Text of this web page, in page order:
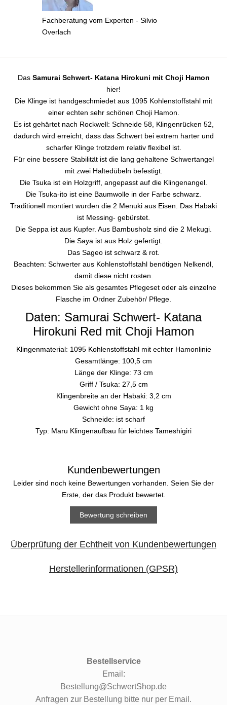
Fachberatung vom Experten - Silvio
Overlach
Das Samurai Schwert- Katana Hirokuni mit Choji Hamon
hier!
Die Klinge ist handgeschmiedet aus 1095 Kohlenstoffstahl mit
einer echten sehr schönen Choji Hamon.
Es ist gehärtet nach Rockwell: Schneide 58, Klingenrücken 52,
dadurch wird erreicht, dass das Schwert bei extrem harter und
scharfer Klinge trotzdem relativ flexibel ist.
Für eine bessere Stabilität ist die lang gehaltene Schwertangel
mit zwei Haltedübeln befestigt.
Die Tsuka ist ein Holzgriff, angepasst auf die Klingenangel.
Die Tsuka-ito ist eine Baumwolle in der Farbe schwarz.
Traditionell montiert wurden die 2 Menuki aus Eisen. Das Habaki
ist Messing- gebürstet.
Die Seppa ist aus Kupfer. Aus Bambusholz sind die 2 Mekugi.
Die Saya ist aus Holz gefertigt.
Das Sageo ist schwarz & rot.
Beachten: Schwerter aus Kohlenstoffstahl benötigen Nelkenöl,
damit diese nicht rosten.
Dieses bekommen Sie als gesamtes Pflegeset oder als einzelne
Flasche im Ordner Zubehör/ Pflege.
Daten: Samurai Schwert- Katana
Hirokuni Red mit Choji Hamon
Klingenmaterial: 1095 Kohlenstoffstahl mit echter Hamonlinie
Gesamtlänge: 100,5 cm
Länge der Klinge: 73 cm
Griff / Tsuka: 27,5 cm
Klingenbreite an der Habaki: 3,2 cm
Gewicht ohne Saya: 1 kg
Schneide: ist scharf
Typ: Maru Klingenaufbau für leichtes Tameshigiri
Kundenbewertungen
Leider sind noch keine Bewertungen vorhanden. Seien Sie der
Erste, der das Produkt bewertet.
Bewertung schreiben
Überprüfung der Echtheit von Kundenbewertungen
Herstellerinformationen (GPSR)
Bestellservice
Email:
Bestellung@SchwertShop.de
Anfragen zur Bestellung bitte nur per Email.